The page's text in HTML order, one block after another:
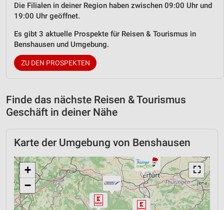
Die Filialen in deiner Region haben zwischen 09:00 Uhr und
19:00 Uhr geöffnet.
Es gibt 3 aktuelle Prospekte für Reisen & Tourismus in
Benshausen und Umgebung.
ZU DEN PROSPEKTEN
Finde das nächste Reisen & Tourismus
Geschäft in deiner Nähe
Karte der Umgebung von Benshausen
⛶
+
−